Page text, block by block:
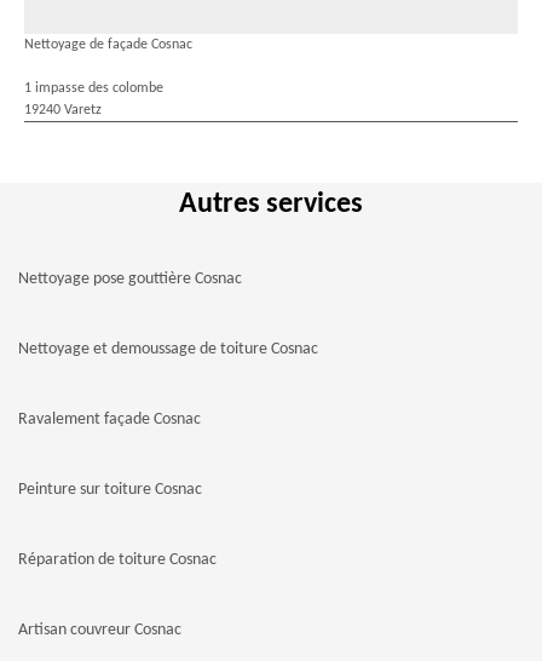
Nettoyage de façade Cosnac
1 impasse des colombe
19240 Varetz
Autres services
Nettoyage pose gouttière Cosnac
Nettoyage et demoussage de toiture Cosnac
Ravalement façade Cosnac
Peinture sur toiture Cosnac
Réparation de toiture Cosnac
Artisan couvreur Cosnac